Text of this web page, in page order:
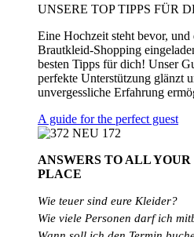
UNSERE TOP TIPPS FÜR
Eine Hochzeit steht bevor,
Brautkleid-Shopping
besten Tipps für dich! Unser
perfekte Unterstützung glänzt
unvergessliche Erfahrung
A guide for the perfect guest
ANSWERS TO ALLYOUR
PLACE
Wie teuer sind eure Kleider?
Wie viele Personen darf ich